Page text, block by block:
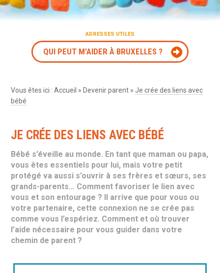
ADRESSES UTILES
QUI PEUT M'AIDER À BRUXELLES ?
Vous êtes ici :Accueil » Devenir parent » Je crée des liens avec
bébé
JE CRÉE DES LIENS AVEC BÉBÉ
Bébé s’éveille au monde. En tant que maman ou papa,
vous êtes essentiels pour lui, mais votre petit
protégé va aussi s’ouvrir à ses frères et sœurs, ses
grands-parents… Comment favoriser le lien avec
vous et son entourage ? Il arrive que pour vous ou
votre partenaire, cette connexion ne se crée pas
comme vous l’espériez. Comment et où trouver
l’aide nécessaire pour vous guider dans votre
chemin de parent ?